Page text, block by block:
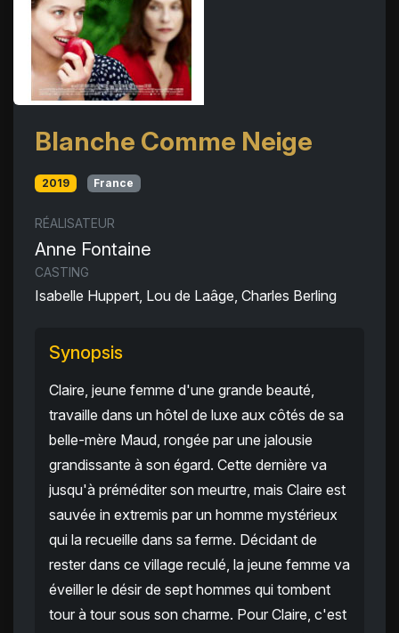
Blanche Comme Neige
2019 France
RÉALISATEUR
Anne Fontaine
CASTING
Isabelle Huppert, Lou de Laâge, Charles Berling
Synopsis
Claire, jeune femme d'une grande beauté,
travaille dans un hôtel de luxe aux côtés de sa
belle-mère Maud, rongée par une jalousie
grandissante à son égard. Cette dernière va
jusqu'à préméditer son meurtre, mais Claire est
sauvée in extremis par un homme mystérieux
qui la recueille dans sa ferme. Décidant de
rester dans ce village reculé, la jeune femme va
éveiller le désir de sept hommes qui tombent
tour à tour sous son charme. Pour Claire, c'est